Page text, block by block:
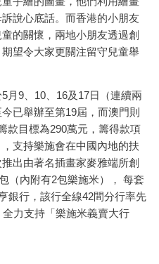
說心底話。而香港的小朋友
的關懷，兩地小朋友透過創
望令大家更關注留守兒童舉
月9、10、16及17日（連續兩
已舉辦至第19屆，而澳門則
款目標為290萬元，籌得款項
支持樂施會在中國內地的扶
出由著名插畫家麥雅端所創
（內附有2包樂施米）， 每套
銀行，該行全線42間分行率先
力支持「樂施米義賣大行